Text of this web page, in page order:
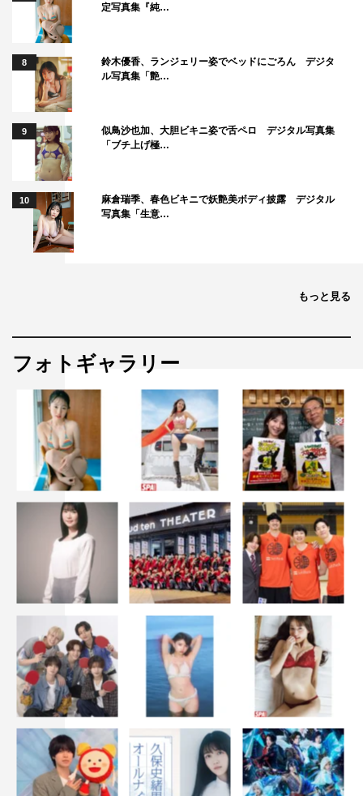
定写真集『純…
8
鈴木優香、ランジェリー姿でベッドにごろん デジタ
ル写真集「艶…
9
似鳥沙也加、大胆ビキニ姿で舌ペロ デジタル写真集
「ブチ上げ極…
10
麻倉瑞季、春色ビキニで妖艶美ボディ披露 デジタル
写真集「生意…
もっと見る
フォトギャラリー